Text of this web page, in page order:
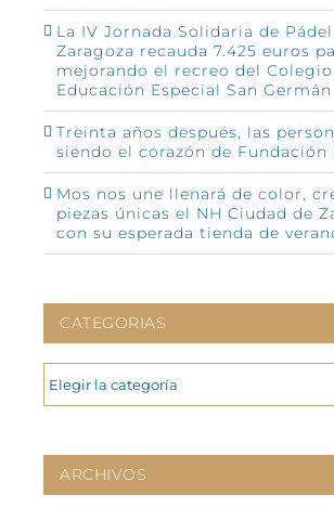
La IV Jornada Solidaria de
Zaragoza recauda 7.425 euros
mejorando el recreo del
Educación Especial San Germán
Treinta años después, las
siendo el corazón de Fundación
Mos nos une llenará de color,
piezas únicas el NH Ciudad de
con su esperada tienda de
CATEGORIAS
CATEGORIAS
ARCHIVOS